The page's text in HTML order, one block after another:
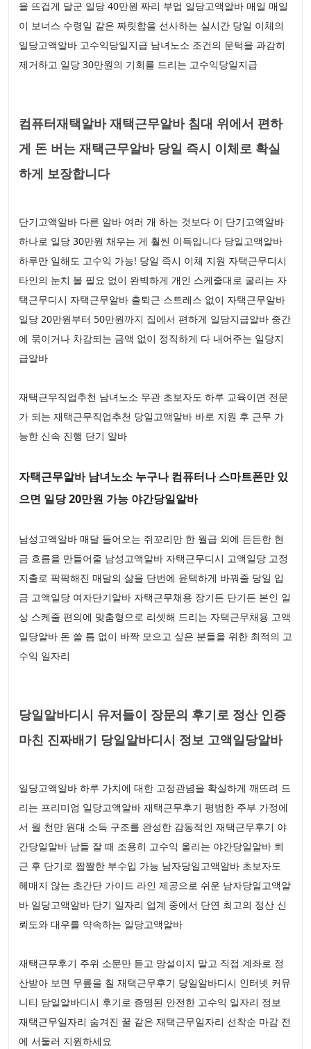
을 뜨겁게 달군 일당 40만원 짜리 부업 일당고액알바 매일 매일
이 보너스 수령일 같은 짜릿함을 선사하는 실시간 당일 이체의
일당고액알바 고수익당일지급 남녀노소 조건의 문턱을 과감히
제거하고 일당 30만원의 기회를 드리는 고수익당일지급
컴퓨터재택알바 재택근무알바 침대 위에서 편하
게 돈 버는 재택근무알바 당일 즉시 이체로 확실
하게 보장합니다
단기고액알바 다른 알바 여러 개 하는 것보다 이 단기고액알바
하나로 일당 30만원 채우는 게 훨씬 이득입니다 당일고액알바
하루만 일해도 고수익 가능! 당일 즉시 이체 지원 자택근무디시
타인의 눈치 볼 필요 없이 완벽하게 개인 스케줄대로 굴리는 자
택근무디시 자택근무알바 출퇴근 스트레스 없이 자택근무알바
일당 20만원부터 50만원까지 집에서 편하게 일당지급알바 중간
에 묶이거나 차감되는 금액 없이 정직하게 다 내어주는 일당지
급알바
재택근무직업추천 남녀노소 무관 초보자도 하루 교육이면 전문
가 되는 재택근무직업추천 당일고액알바 바로 지원 후 근무 가
능한 신속 진행 단기 알바
자택근무알바 남녀노소 누구나 컴퓨터나 스마트폰만 있
으면 일당 20만원 가능 야간당일알바
남성고액알바 매달 들어오는 쥐꼬리만 한 월급 외에 든든한 현
금 흐름을 만들어줄 남성고액알바 자택근무디시 고액일당 고정
지출로 팍팍해진 매달의 삶을 단번에 윤택하게 바꿔줄 당일 입
금 고액일당 여자단기알바 자택근무채용 장기든 단기든 본인 일
상 스케줄 편의에 맞춤형으로 리셋해 드리는 자택근무채용 고액
일당알바 돈 쓸 틈 없이 바짝 모으고 싶은 분들을 위한 최적의 고
수익 일자리
당일알바디시 유저들이 장문의 후기로 정산 인증
마친 진짜배기 당일알바디시 정보 고액일당알바
일당고액알바 하루 가치에 대한 고정관념을 확실하게 깨뜨려 드
리는 프리미엄 일당고액알바 재택근무후기 평범한 주부 가정에
서 월 천만 원대 소득 구조를 완성한 감동적인 재택근무후기 야
간당일알바 남들 잘 때 조용히 고수익 올리는 야간당일알바 퇴
근 후 단기로 짭짤한 부수입 가능 남자당일고액알바 초보자도
헤매지 않는 초간단 가이드 라인 제공으로 쉬운 남자당일고액알
바 일당고액알바 단기 일자리 업계 중에서 단연 최고의 정산 신
뢰도와 대우를 약속하는 일당고액알바
재택근무후기 주위 소문만 듣고 망설이지 말고 직접 계좌로 정
산받아 보면 무릎을 칠 재택근무후기 당일알바디시 인터넷 커뮤
니티 당일알바디시 후기로 증명된 안전한 고수익 일자리 정보
재택근무일자리 숨겨진 꿀 같은 재택근무일자리 선착순 마감 전
에 서둘러 지원하세요